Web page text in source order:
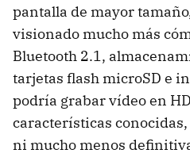
pantalla de mayor
visionado mucho más
Bluetooth 2.1,
tarjetas flash microSD e
podría grabar vídeo en
características
ni mucho menos